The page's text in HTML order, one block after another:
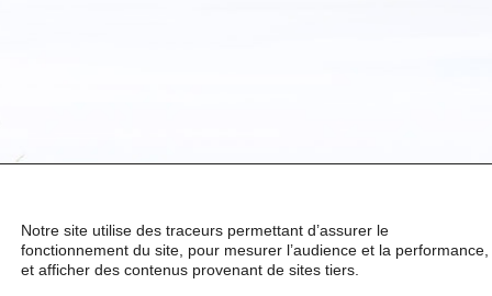
Notre site utilise des traceurs permettant d’assurer le
fonctionnement du site, pour mesurer l’audience et la performance,
et afficher des contenus provenant de sites tiers.